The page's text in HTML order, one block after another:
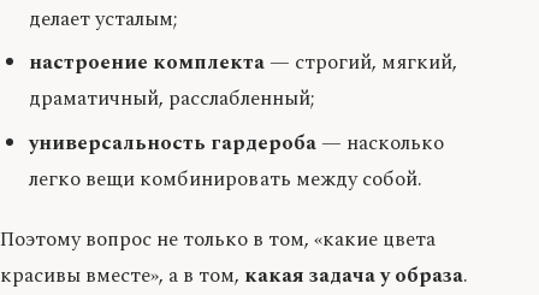
делает усталым;
настроение комплекта— строгий, мягкий,
драматичный, расслабленный;
универсальность гардероба— насколько
легко вещи комбинировать между собой.
Поэтому вопрос не только в том, «какие цвета
красивы вместе», а в том, какая задача у образа.